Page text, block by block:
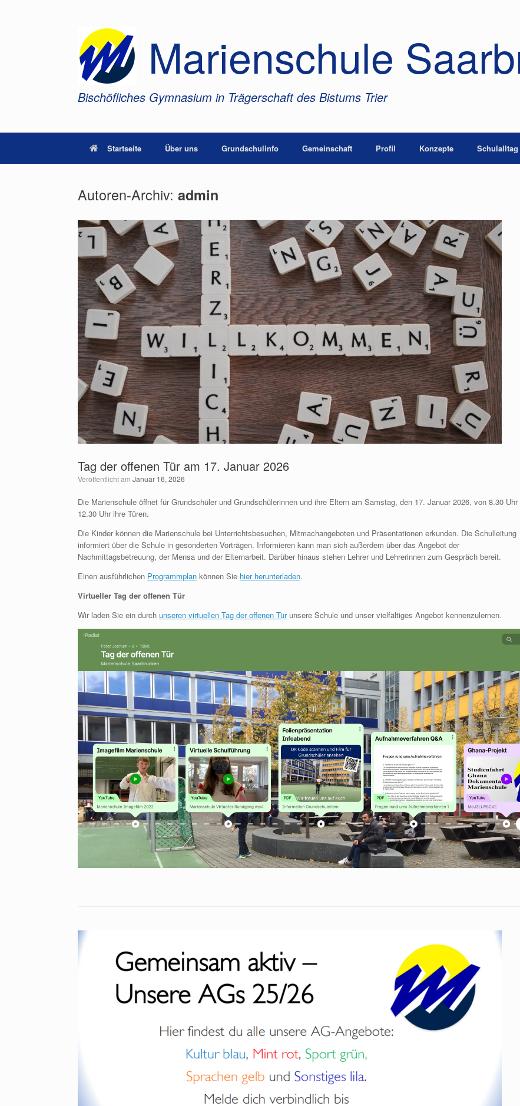
Marienschule
Bischöfliches Gymnasium in Trägerschaft des Bistums Trier
Startseite Über uns Grundschulinfo Gemeinschaft Profil Konzepte Schulalltag
Autoren-Archiv: admin
Tag der offenen Tür am 17. Januar 2026
Veröffentlicht am Januar 16, 2026
Die Marienschule öffnet für Grundschüler und Grundschülerinnen und ihre Eltern am Samstag, den 17. Januar 2026, von 8.30 Uhr
12.30 Uhr ihre Türen.
Die Kinder können die Marienschule bei Unterrichtsbesuchen, Mitmachangeboten und Präsentationen erkunden. Die Schulleitung
informiert über die Schule in gesonderten Vorträgen. Informieren kann man sich außerdem über das Angebot der
Nachmittagsbetreuung, der Mensa und der Elternarbeit. Darüber hinaus stehen Lehrer und Lehrerinnen zum Gespräch bereit.
Einen ausführlichen Programmplan können Sie hier herunterladen.
Virtueller Tag der offenen Tür
Wir laden Sie ein durch unseren virtuellen Tag der offenen Türunsere Schule und unser vielfältiges Angebot kennenzulernen.